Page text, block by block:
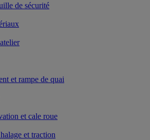
de sécurité
et rampe de quai
et cale roue
et traction